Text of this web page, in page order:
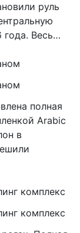
руль
года. Весь…
полная
Arabic
в
комплекс
комплекс